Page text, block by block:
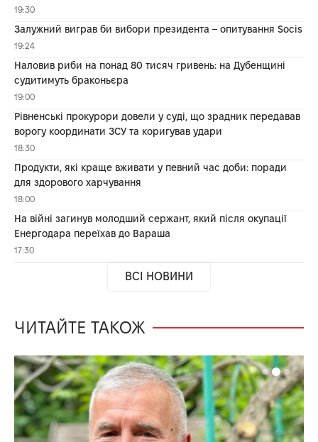
19:30
Залужний виграв би вибори президента – опитування Socis
19:24
Наловив риби на понад 80 тисяч гривень: на Дубенщині
судитимуть браконьєра
19:00
Рівненські прокурори довели у суді, що зрадник передавав
ворогу координати ЗСУ та коригував удари
18:30
Продукти, які краще вживати у певний час доби: поради
для здорового харчування
18:00
На війні загинув молодший сержант, який після окупації
Енергодара переїхав до Вараша
17:30
ВСІ НОВИНИ
ЧИТАЙТЕ ТАКОЖ